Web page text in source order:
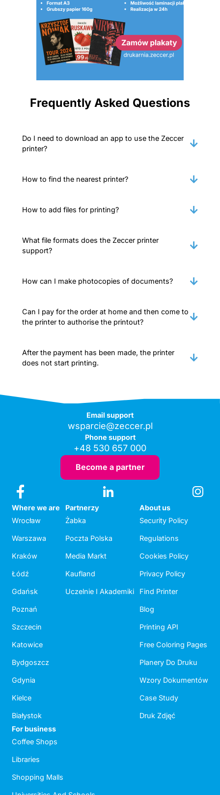
Frequently Asked Questions
Do I need to download an app to use the Zeccer
printer?
How to find the nearest printer?
How to add files for printing?
What file formats does the Zeccer printer
support?
How can I make photocopies of documents?
Can I pay for the order at home and then come to
the printer to authorise the printout?
After the payment has been made, the printer
does not start printing.
Email support
wsparcie@zeccer.pl
Phone support
+48 530 657 000
Become a partner
Where we are
Wrocław
Warszawa
Kraków
Łódź
Gdańsk
Poznań
Szczecin
Katowice
Bydgoszcz
Gdynia
Kielce
Białystok
Partnerzy
Żabka
Poczta Polska
Media Markt
Kaufland
Uczelnie I Akademiki
About us
Security Policy
Regulations
Cookies Policy
Privacy Policy
Find Printer
Blog
Printing API
Free Coloring Pages
Planery Do Druku
Wzory Dokumentów
Case Study
Druk Zdjęć
For business
Coffee Shops
Libraries
Shopping Malls